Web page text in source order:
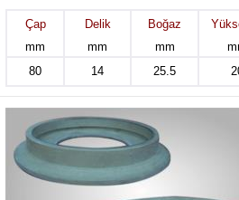
Çap
mm
Delik
mm
Boğaz
mm
80
14 25.5